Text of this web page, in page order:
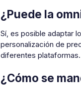
¿Puede la
Sí, es posible adaptar
personalización de
diferentes plataformas.
¿Cómo se